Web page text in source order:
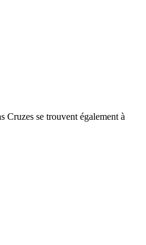
Cruzes se trouvent également à